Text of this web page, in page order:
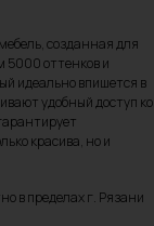
созданная для
5000 оттенков и
идеально впишется в
удобный доступ ко
красива, но и
в пределах г. Рязани